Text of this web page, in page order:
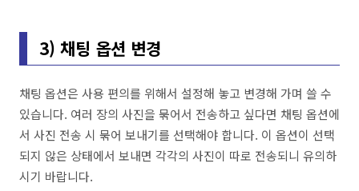
3) 채팅 옵션 변경
채팅 옵션은 사용 편의를 위해서 설정해 놓고 변경해 가며 쓸 수
있습니다. 여러 장의 사진을 묶어서 전송하고 싶다면 채팅 옵션에
서 사진 전송 시 묶어 보내기를 선택해야 합니다. 이 옵션이 선택
되지 않은 상태에서 보내면 각각의 사진이 따로 전송되니 유의하
시기 바랍니다.